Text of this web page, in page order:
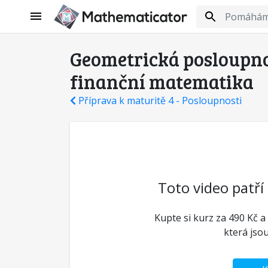
Geometrická
finanční matematika
Příprava k maturitě 4 - Posloupnosti
Toto video patří
Kupte si kurz za 490 Kč
která